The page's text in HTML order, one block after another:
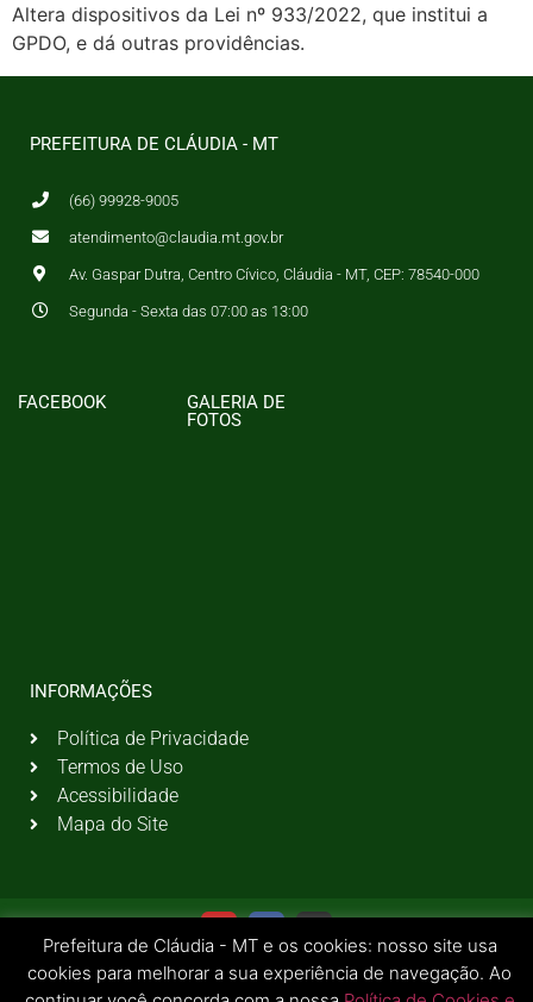
Altera dispositivos da Lei nº 933/2022, que institui a
GPDO, e dá outras providências.
PREFEITURA DE CLÁUDIA - MT
(66) 99928-9005
atendimento@claudia.mt.gov.br
Av. Gaspar Dutra, Centro Cívico, Cláudia - MT, CEP: 78540-000
Segunda - Sexta das 07:00 as 13:00
FACEBOOK
GALERIA DE
FOTOS
INFORMAÇÕES
Política de Privacidade
Termos de Uso
Acessibilidade
Mapa do Site
Prefeitura de Cláudia - MT e os cookies: nosso site usa
cookies para melhorar a sua experiência de navegação. Ao